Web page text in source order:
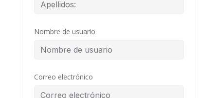
Nombre de usuario
Correo electrónico